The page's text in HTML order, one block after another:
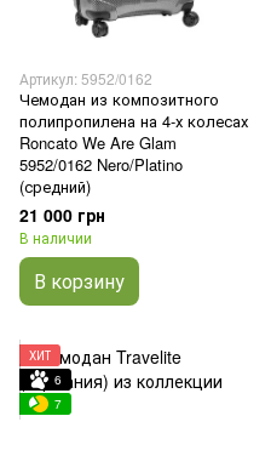
Артикул: 5952/0162
Чемодан из композитного
полипропилена на 4-х колесах
Roncato We Are Glam
5952/0162 Nero/Platino
(средний)
21 000 грн
В наличии
В корзину
ХИТ
6
7